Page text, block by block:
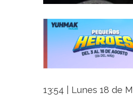
13:54 | Lunes 18 de